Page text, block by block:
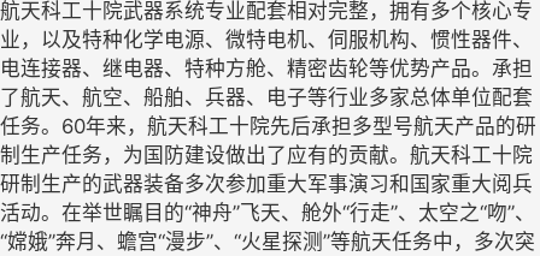
航天科工十院武器系统专业配套相对完整，拥有多个核心专
业，以及特种化学电源、微特电机、伺服机构、惯性器件、
电连接器、继电器、特种方舱、精密齿轮等优势产品。承担
了航天、航空、船舶、兵器、电子等行业多家总体单位配套
任务。 60年来，航天科工十院先后承担多型号航天产品的研
制生产任务，为国防建设做出了应有的贡献。航天科工十院
研制生产的武器装备多次参加重大军事演习和国家重大阅兵
活动。在举世瞩目的“神舟”飞天、舱外“行走”、太空之“吻”、
“嫦娥”奔月、蟾宫“漫步”、“火星探测”等航天任务中，多次突